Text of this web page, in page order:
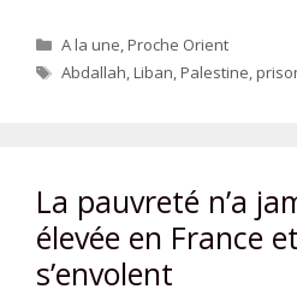
Catégories
A la une,Proche Orient
Étiquettes
Abdallah,Liban,Palestine,
La pauvreté n’a
élevée en France
s’envolent